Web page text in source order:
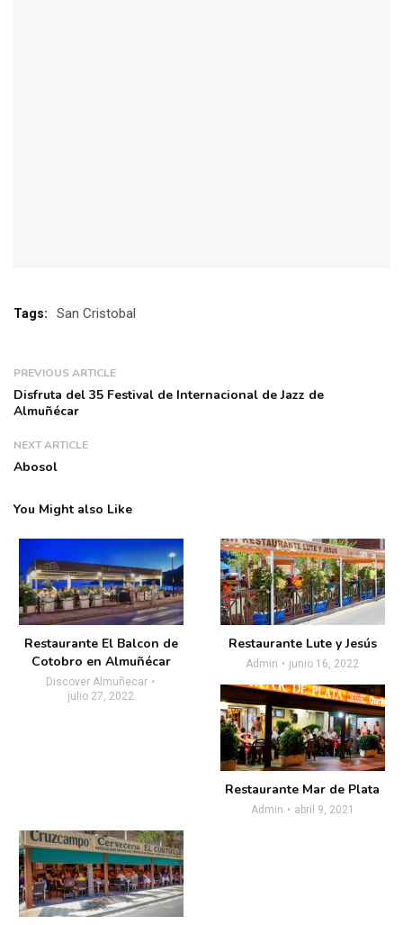
Tags: San Cristobal
PREVIOUS ARTICLE
Disfruta del 35 Festival de Internacional de Jazz de
Almuñécar
NEXT ARTICLE
Abosol
You Might also Like
Restaurante El Balcon de
Cotobro en Almuñécar
Discover Almuñecar
julio 27, 2022
Restaurante Lute y Jesús
Admin junio 16, 2022
Restaurante Mar de Plata
Admin abril 9, 2021